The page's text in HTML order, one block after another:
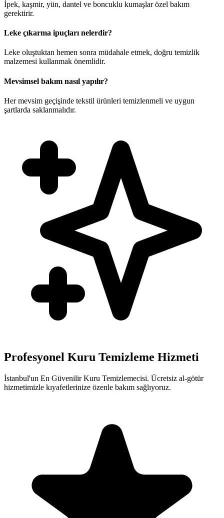
İpek, kaşmir, yün, dantel ve boncuklu kumaşlar özel bakım
gerektirir.
Leke çıkarma ipuçları nelerdir?
Leke oluştuktan hemen sonra müdahale etmek, doğru temizlik
malzemesi kullanmak önemlidir.
Mevsimsel bakım nasıl yapılır?
Her mevsim geçişinde tekstil ürünleri temizlenmeli ve uygun
şartlarda saklanmalıdır.
Profesyonel Kuru Temizleme Hizmeti
İstanbul'un En Güvenilir Kuru Temizlemecisi. Ücretsiz al-götür
hizmetimizle kıyafetlerinize özenle bakım sağlıyoruz.